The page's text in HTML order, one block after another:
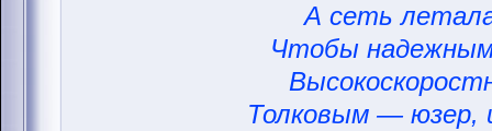
А сеть
Чтобы
Толковым —